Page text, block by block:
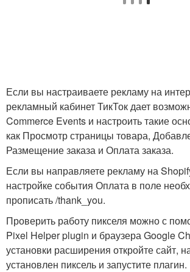
Если вы настраиваете рекламу на
рекламный кабинет ТикТок дает
Commerce Events и настроить такие
как Просмотр страницы товара,
Размещение заказа и Оплата заказа.
Если вы направляете рекламу на
настройке события Оплата в поле
прописать /thank_you.
Проверить работу пикселя можно с
Pixel Helper plugin и браузера Google
установки расширения откройте сайт,
установлен пиксель и запустите плагин.